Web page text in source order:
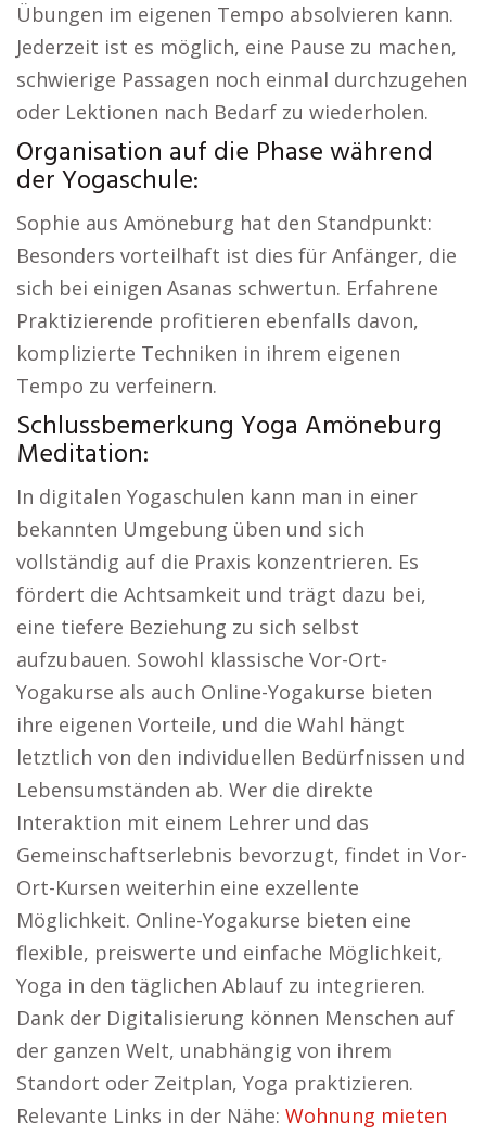
Übungen im eigenen Tempo absolvieren kann.
Jederzeit ist es möglich, eine Pause zu machen,
schwierige Passagen noch einmal durchzugehen
oder Lektionen nach Bedarf zu wiederholen.
Organisation auf die Phase während
der Yogaschule:
Sophie aus Amöneburg hat den Standpunkt:
Besonders vorteilhaft ist dies für Anfänger, die
sich bei einigen Asanas schwertun. Erfahrene
Praktizierende profitieren ebenfalls davon,
komplizierte Techniken in ihrem eigenen
Tempo zu verfeinern.
Schlussbemerkung Yoga Amöneburg
Meditation:
In digitalen Yogaschulen kann man in einer
bekannten Umgebung üben und sich
vollständig auf die Praxis konzentrieren. Es
fördert die Achtsamkeit und trägt dazu bei,
eine tiefere Beziehung zu sich selbst
aufzubauen. Sowohl klassische Vor-Ort-
Yogakurse als auch Online-Yogakurse bieten
ihre eigenen Vorteile, und die Wahl hängt
letztlich von den individuellen Bedürfnissen und
Lebensumständen ab. Wer die direkte
Interaktion mit einem Lehrer und das
Gemeinschaftserlebnis bevorzugt, findet in Vor-
Ort-Kursen weiterhin eine exzellente
Möglichkeit. Online-Yogakurse bieten eine
flexible, preiswerte und einfache Möglichkeit,
Yoga in den täglichen Ablauf zu integrieren.
Dank der Digitalisierung können Menschen auf
der ganzen Welt, unabhängig von ihrem
Standort oder Zeitplan, Yoga praktizieren.
Relevante Links in der Nähe: Wohnung mieten